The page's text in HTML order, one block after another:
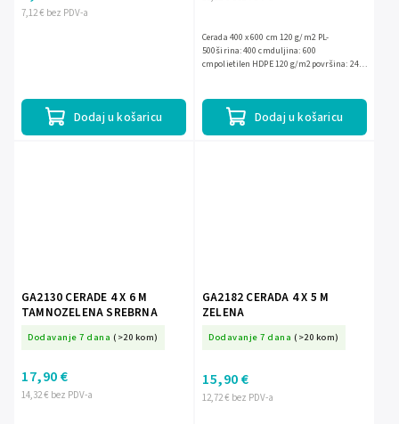
7,12 € bez PDV-a
Dodaj u košaricu Dodaj u košaricu
Cerada 400 x 600 cm 120 g/m2 PL-
500širina: 400 cmduljina: 600
cmpolietilen HDPE 120 g/m2površina: 24
GA2130 CERADE 4 X 6 M
TAMNOZELENA SREBRNA
Dodavanje 7 dana (>20 kom)
14,32 € bez PDV-a
17,90 €
GA2182 CERADA 4 X 5 M
ZELENA
Dodavanje 7 dana (>20 kom)
12,72 € bez PDV-a
15,90 €